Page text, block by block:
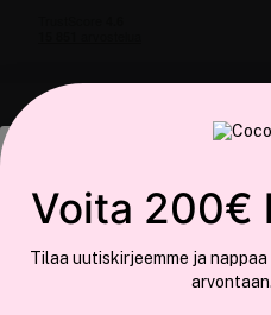
Tämä sivusto
Käytämme evästeitä tarjoamamme
räätälöimiseen, sosiaalisen
Meistä
Voita 200€
Tilaa uutiskirjeemme ja